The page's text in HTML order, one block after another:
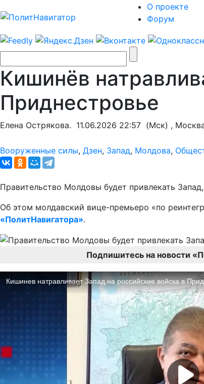
О проекте
Форум
Кишинёв
Приднестровье
Елена Острякова. 11.06.2026 22:57 (Мск) ,
Вооруженные силы, Дзен, Запад, Молдова,
Правительство Молдовы будет привлекать
Об этом молдавский вице-премьеро «по
«ПолитНавигатора».
Подпишитесь на новости